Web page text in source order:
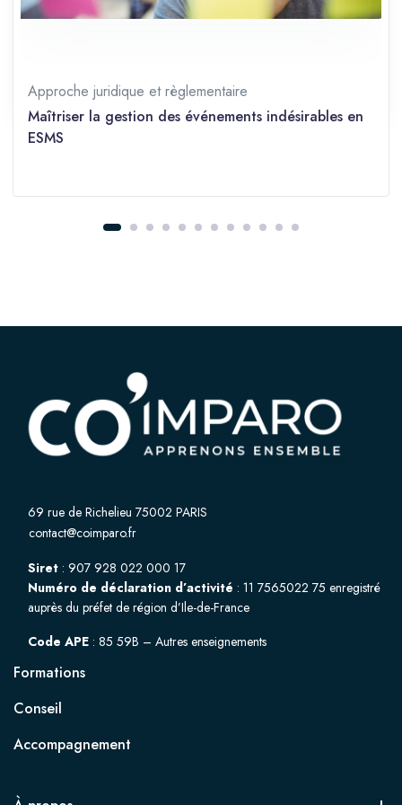
Prérequis Débutant
Approche juridique et règlementaire
Maîtriser la gestion des événements indésirables en
ESMS
69 rue de Richelieu 75002 PARIS
contact@coimparo.fr
Siret : 907 928 022 000 17
Numéro de déclaration d’activité : 11 7565022 75 enregistré
auprès du préfet de région d’Ile-de-France
Code APE : 85 59B – Autres enseignements
Formations
Conseil
Accompagnement